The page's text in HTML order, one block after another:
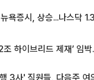
뉴욕증시, 상승...나스닥